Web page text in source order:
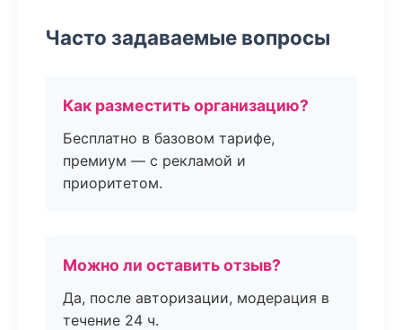
Часто задаваемые вопросы
Как разместить организацию?
Бесплатно в базовом тарифе,
премиум — с рекламой и
приоритетом.
Можно ли оставить отзыв?
Да, после авторизации, модерация в
течение 24 ч.